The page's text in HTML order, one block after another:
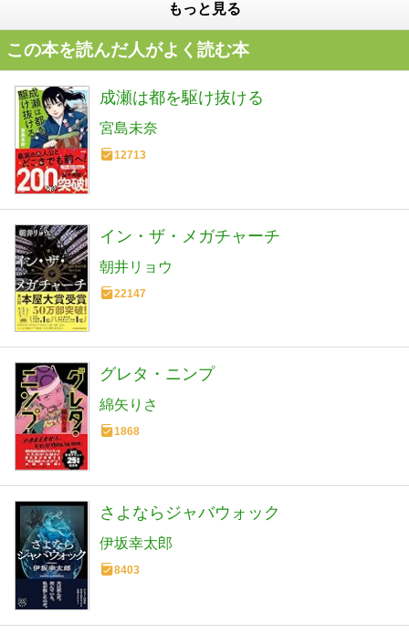
もっと見る
この本を読んだ人がよく読む本
成瀬は都を駆け抜ける
宮島未奈
12713
イン・ザ・メガチャーチ
朝井リョウ
22147
グレタ・ニンプ
綿矢りさ
1868
さよならジャバウォック
伊坂幸太郎
8403